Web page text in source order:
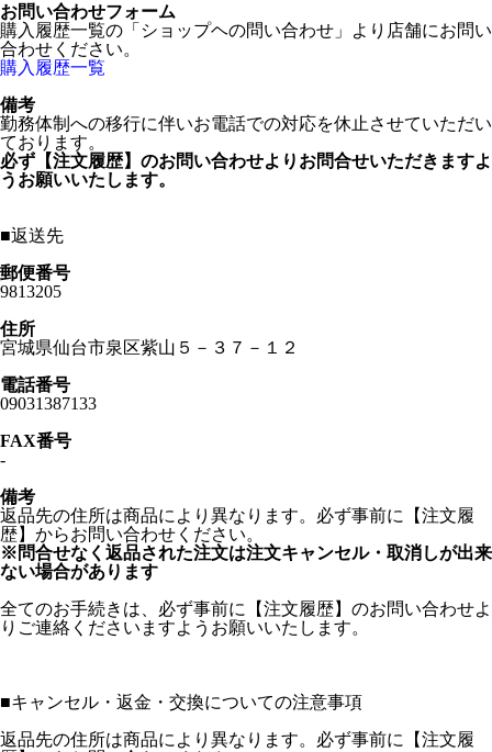
お問い合わせフォーム
購入履歴一覧の「ショップヘの問い合わせ」より店舗にお問い
合わせください。
購入履歴一覧
備考
勤務体制への移行に伴いお電話での対応を休止させていただい
ております。
必ず【注文履歴】のお問い合わせよりお問合せいただきますよ
うお願いいたします。
■返送先
郵便番号
9813205
住所
宮城県仙台市泉区紫山５－３７－１２
電話番号
09031387133
FAX番号
-
備考
返品先の住所は商品により異なります。必ず事前に【注文履
歴】からお問い合わせください。
※問合せなく返品された注文は注文キャンセル・取消しが出来
ない場合があります
全てのお手続きは、必ず事前に【注文履歴】のお問い合わせよ
りご連絡くださいますようお願いいたします。
■キャンセル・返金・交換についての注意事項
返品先の住所は商品により異なります。必ず事前に【注文履